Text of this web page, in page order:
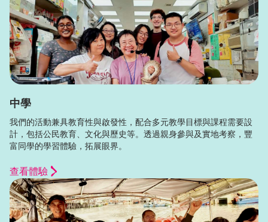
中學
我們的活動兼具教育性與啟發性，配合多元教學目標與課程需要設
計，包括公民教育、文化與歷史等。透過親身參與及實地考察，豐
富同學的學習體驗，拓展眼界。
查看體驗